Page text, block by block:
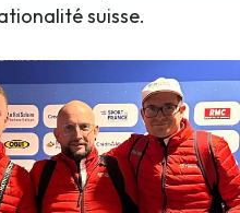
suisse.